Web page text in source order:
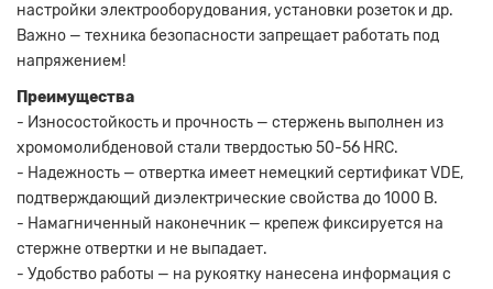
настройки электрооборудования, установки розеток и др.
Важно — техника безопасности запрещает работать под
напряжением!
Преимущества
- Износостойкость и прочность — стержень выполнен из
хромомолибденовой стали твердостью 50-56 HRC.
- Надежность — отвертка имеет немецкий сертификат VDE,
подтверждающий диэлектрические свойства до 1000 В.
- Намагниченный наконечник — крепеж фиксируется на
стержне отвертки и не выпадает.
- Удобство работы — на рукоятку нанесена информация с